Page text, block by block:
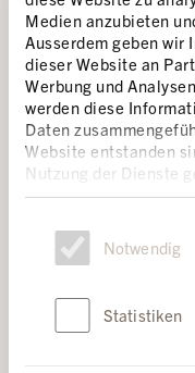
Medien anzubieten
Ausserdem geben wir
dieser Website an
Werbung und
werden diese
Daten
Website entstanden
Nutzung der Dienste
Einwilligungsauswahl
Notwendig
Statistiken
militantes. Des
ne doivent pas
DÉCOUVREZ
L’HISTOIRE